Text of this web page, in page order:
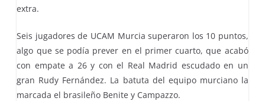
extra.
Seis jugadores de UCAM Murcia superaron los 10 puntos,
algo que se podía prever en el primer cuarto, que acabó
con empate a 26 y con el Real Madrid escudado en un
gran Rudy Fernández. La batuta del equipo murciano la
marcada el brasileño Benite y Campazzo.